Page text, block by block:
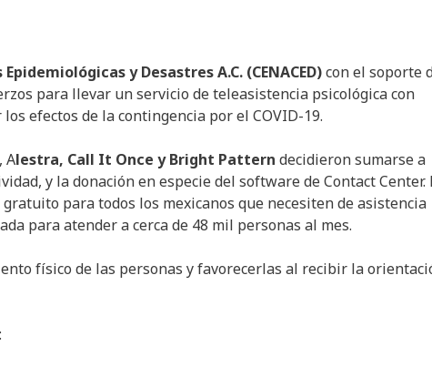
y Desastres A.C. (CENACED)con el soporte
para llevar un servicio de teleasistencia psicológica con
efectos de la contingencia por el COVID-19.
Alestra, Call It Once y Bright Pattern decidieron sumarse a
y la donación en especie del software de Contact Center.
para todos los mexicanos que necesiten de asistencia
para atender a cerca de 48 mil personas al mes.
físico de las personas y favorecerlas al recibir la